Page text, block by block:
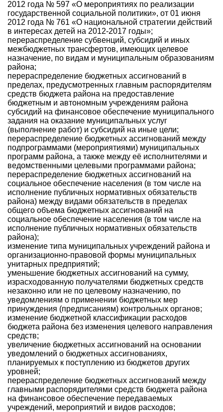
2012 года № 597 «О мероприятиях по реализации
государственной социальной политики», от 01 июня
2012 года № 761 «О национальной стратегии действий
в интересах детей на 2012-2017 годы»;
перераспределение субвенций, субсидий и иных
межбюджетных трансфертов, имеющих целевое
назначение, по видам и муниципальным образованиям
района;
перераспределение бюджетных ассигнований в
пределах, предусмотренных главным распорядителям
средств бюджета района на предоставление
бюджетным и автономным учреждениям района
субсидий на финансовое обеспечение муниципального
задания на оказание муниципальных услуг
(выполнение работ) и субсидий на иные цели;
перераспределение бюджетных ассигнований между
подпрограммами (мероприятиями) муниципальных
программ района, а также между её исполнителями и
ведомственными целевыми программами района;
перераспределение бюджетных ассигнований на
социальное обеспечение населения (в том числе на
исполнение публичных нормативных обязательств
района) между видами обязательств в пределах
общего объема бюджетных ассигнований на
социальное обеспечение населения (в том числе на
исполнение публичных нормативных обязательств
района);
изменение типа муниципальных учреждений района и
организационно-правовой формы муниципальных
унитарных предприятий;
уменьшение бюджетных ассигнований на сумму,
израсходованную получателями бюджетных средств
незаконно или не по целевому назначению, по
уведомлениям о применении бюджетных мер
принуждения (предписаниям) контрольных органов;
изменение бюджетной классификации расходов
бюджета района без изменения целевого направления
средств;
увеличение бюджетных ассигнований на основании
уведомлений о бюджетных ассигнованиях,
планируемых к поступлению из бюджетов других
уровней;
перераспределение бюджетных ассигнований между
главными распорядителями средств бюджета района
на финансовое обеспечение передаваемых
учреждений, мероприятий и видов расходов;